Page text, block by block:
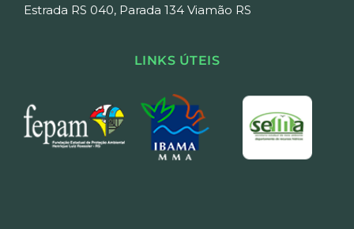
Estrada RS 040, Parada 134 Viamão RS
LINKS ÚTEIS